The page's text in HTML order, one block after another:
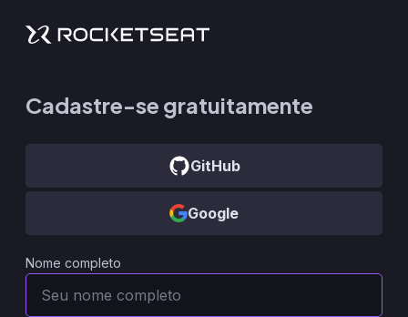
Cadastre-se gratuitamente
GitHub
Google
Nome completo